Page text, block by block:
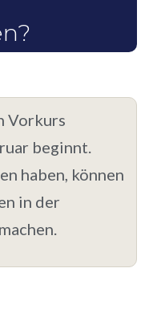
Vorkurs
beginnt.
haben, können
in der